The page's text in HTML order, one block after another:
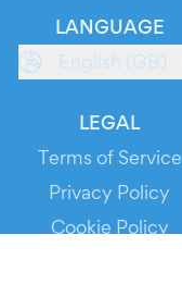
LANGUAGE
English (GB)
LEGAL
Terms of Service
Privacy Policy
Cookie Policy